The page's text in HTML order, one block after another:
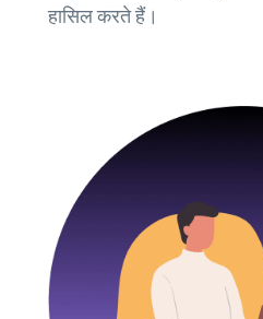
हासिल करते हैं।